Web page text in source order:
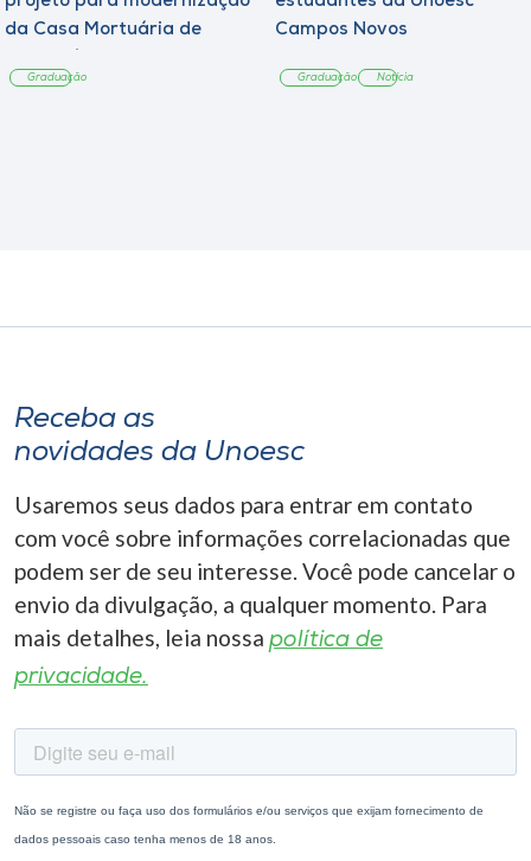
da Casa Mortuária de
Graduação
Campos Novos
Graduação Notícia
Receba as
novidades da Unoesc
Usaremos seus dados para entrar em contato
com você sobre informações correlacionadas que
podem ser de seu interesse. Você pode cancelar o
envio da divulgação, a qualquer momento. Para
mais detalhes, leia nossa política de
privacidade.